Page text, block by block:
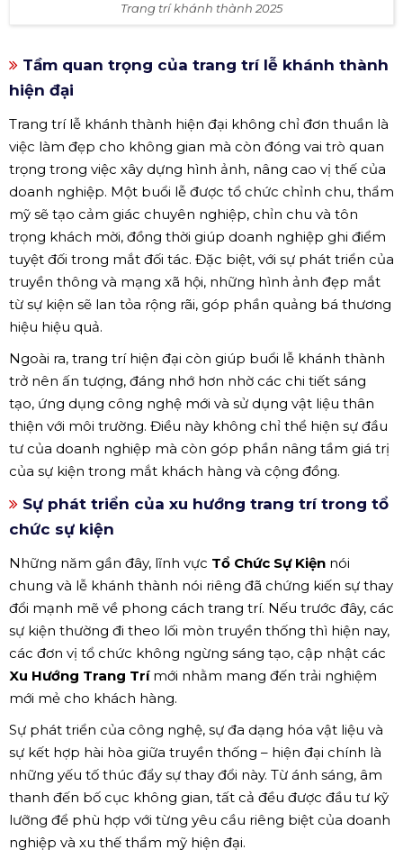
Trang trí khánh thành 2025
Tầm quan trọng của trang trí lễ khánh thành
hiện đại
Trang trí lễ khánh thành hiện đại không chỉ đơn thuần là
việc làm đẹp cho không gian mà còn đóng vai trò quan
trọng trong việc xây dựng hình ảnh, nâng cao vị thế của
doanh nghiệp. Một buổi lễ được tổ chức chỉnh chu, thẩm
mỹ sẽ tạo cảm giác chuyên nghiệp, chỉn chu và tôn
trọng khách mời, đồng thời giúp doanh nghiệp ghi điểm
tuyệt đối trong mắt đối tác. Đặc biệt, với sự phát triển của
truyền thông và mạng xã hội, những hình ảnh đẹp mắt
từ sự kiện sẽ lan tỏa rộng rãi, góp phần quảng bá thương
hiệu hiệu quả.
Ngoài ra, trang trí hiện đại còn giúp buổi lễ khánh thành
trở nên ấn tượng, đáng nhớ hơn nhờ các chi tiết sáng
tạo, ứng dụng công nghệ mới và sử dụng vật liệu thân
thiện với môi trường. Điều này không chỉ thể hiện sự đầu
tư của doanh nghiệp mà còn góp phần nâng tầm giá trị
của sự kiện trong mắt khách hàng và cộng đồng.
Sự phát triển của xu hướng trang trí trong tổ
chức sự kiện
Những năm gần đây, lĩnh vực Tổ Chức Sự Kiện nói
chung và lễ khánh thành nói riêng đã chứng kiến sự thay
đổi mạnh mẽ về phong cách trang trí. Nếu trước đây, các
sự kiện thường đi theo lối mòn truyền thống thì hiện nay,
các đơn vị tổ chức không ngừng sáng tạo, cập nhật các
Xu Hướng Trang Trímới nhằm mang đến trải nghiệm
mới mẻ cho khách hàng.
Sự phát triển của công nghệ, sự đa dạng hóa vật liệu và
sự kết hợp hài hòa giữa truyền thống – hiện đại chính là
những yếu tố thúc đẩy sự thay đổi này. Từ ánh sáng, âm
thanh đến bố cục không gian, tất cả đều được đầu tư kỹ
lưỡng để phù hợp với từng yêu cầu riêng biệt của doanh
nghiệp và xu thế thẩm mỹ hiện đại.